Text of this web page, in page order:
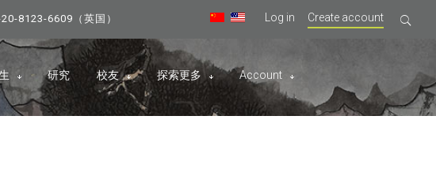
8123-6609（英国） Create account
Log in
研究 校友 探索更多 Account